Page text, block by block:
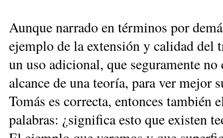
Aunque narrado en términos por
ejemplo de la extensión y calidad del
un uso adicional, que seguramente
alcance de una teoría, para ver mejor
Tomás es correcta, entonces también
palabras: ¿significa esto que existen